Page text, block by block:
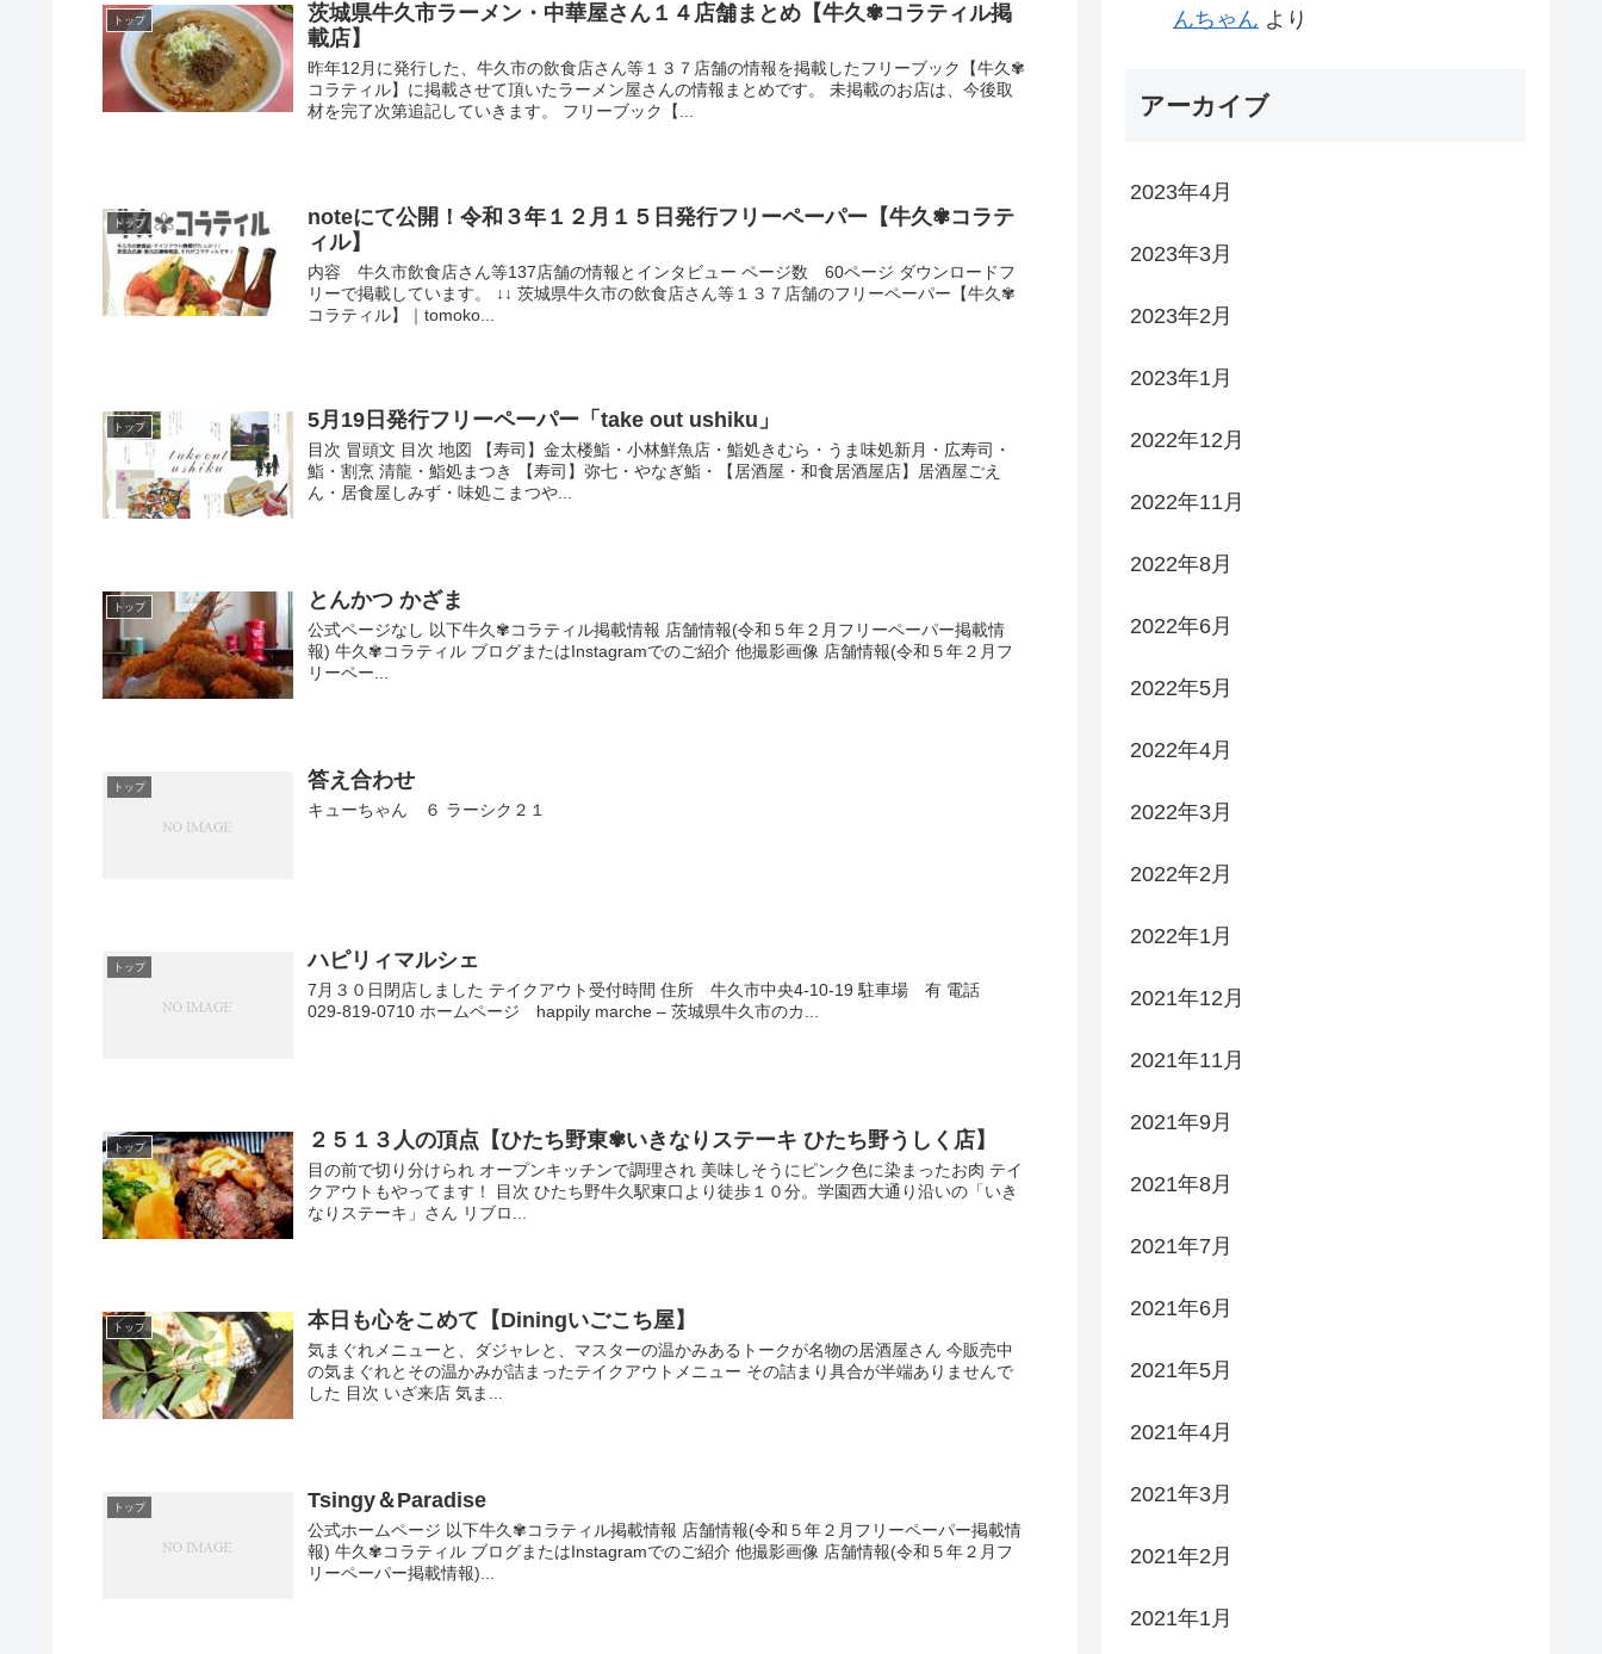
トップ
茨城県牛久市ラーメン・中華屋さん１４店舗まとめ【牛久✾コラティル掲
載店】
昨年12月に発行した、牛久市の飲食店さん等１３７店舗の情報を掲載したフリーブック【牛久✾
コラティル】に掲載させて頂いたラーメン屋さんの情報まとめです。 未掲載のお店は、今後取
材を完了次第追記していきます。 フリーブック【...
トップ
noteにて公開！令和３年１２月１５日発行フリーペーパー【牛久✾コラテ
ィル】
内容 牛久市飲食店さん等137店舗の情報とインタビュー ページ数 60ページ ダウンロードフ
リーで掲載しています。 ↓↓ 茨城県牛久市の飲食店さん等１３７店舗のフリーペーパー【牛久✾
コラティル】｜tomoko...
トップ 5月19日発行フリーペーパー「take out ushiku」
目次 冒頭文 目次 地図 【寿司】金太楼鮨・小林鮮魚店・鮨処きむら・うま味処新月・広寿司・
鮨・割烹 清龍・鮨処まつき 【寿司】弥七・やなぎ鮨・【居酒屋・和食居酒屋店】居酒屋ごえ
ん・居食屋しみず・味処こまつや...
トップ とんかつ かざま
公式ページなし 以下牛久✾コラティル掲載情報 店舗情報(令和５年２月フリーペーパー掲載情
報) 牛久✾コラティル ブログまたはInstagramでのご紹介 他撮影画像 店舗情報(令和５年２月フ
リーペー...
トップ 答え合わせ
キューちゃん ６ ラーシク２１
トップ ハピリィマルシェ
7月３０日閉店しました テイクアウト受付時間 住所 牛久市中央4-10-19 駐車場 有 電話
029-819-0710 ホームページ happily marche – 茨城県牛久市のカ...
トップ ２５１３人の頂点【ひたち野東✾いきなりステーキ ひたち野うしく店】
目の前で切り分けられ オープンキッチンで調理され 美味しそうにピンク色に染まったお肉 テイ
クアウトもやってます！ 目次 ひたち野牛久駅東口より徒歩１０分。学園西大通り沿いの「いき
なりステーキ」さん リブロ...
トップ 本日も心をこめて【Diningいごこち屋】
気まぐれメニューと、ダジャレと、マスターの温かみあるトークが名物の居酒屋さん 今販売中
の気まぐれとその温かみが詰まったテイクアウトメニュー その詰まり具合が半端ありませんで
した 目次 いざ来店 気ま...
トップ Tsingy＆Paradise
公式ホームページ 以下牛久✾コラティル掲載情報 店舗情報(令和５年２月フリーペーパー掲載情
報) 牛久✾コラティル ブログまたはInstagramでのご紹介 他撮影画像 店舗情報(令和５年２月フ
リーペーパー掲載情報)...
んちゃん より
アーカイブ
2023年4月
2023年3月
2023年2月
2023年1月
2022年12月
2022年11月
2022年8月
2022年6月
2022年5月
2022年4月
2022年3月
2022年2月
2022年1月
2021年12月
2021年11月
2021年9月
2021年8月
2021年7月
2021年6月
2021年5月
2021年4月
2021年3月
2021年2月
2021年1月